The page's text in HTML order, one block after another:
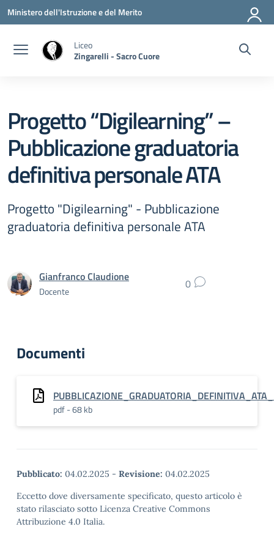
Vai ai contenuti
Vai al menu di navigazione
Vai al footer
Ministero dell'Istruzione e del Merito
Liceo
Zingarelli - Sacro Cuore
Progetto “Digilearning” –
Pubblicazione graduatoria
definitiva personale ATA
Progetto "Digilearning" - Pubblicazione
graduatoria definitiva personale ATA
Gianfranco Claudione
Docente 0
Documenti
pdf - 68 kb
Pubblicato: 04.02.2025 - Revisione: 04.02.2025
Eccetto dove diversamente specificato, questo articolo è
stato rilasciato sotto Licenza Creative Commons
Attribuzione 4.0 Italia.